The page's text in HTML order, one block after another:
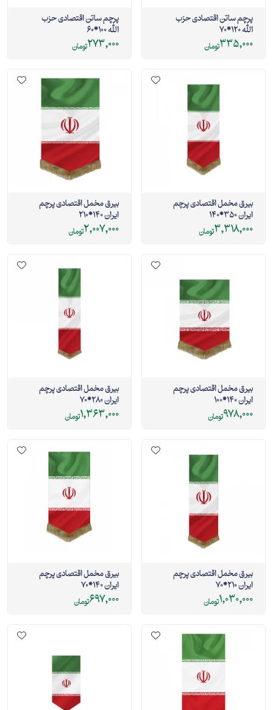
پرچم ساتن اقتصادی حزب
الله 120*70
335,000تومان
پرچم ساتن اقتصادی حزب
الله 100*60
273,000تومان
بیرق مخمل اقتصادی پرچم
ایران 350*140
3,318,000تومان
بیرق مخمل اقتصادی پرچم
ایران 140*210
2,007,000تومان
بیرق مخمل اقتصادی پرچم
ایران 140*100
978,000تومان
بیرق مخمل اقتصادی پرچم
ایران 280*70
1,363,000تومان
بیرق مخمل اقتصادی پرچم
ایران 210*70
1,030,000تومان
بیرق مخمل اقتصادی پرچم
ایران 140*70
697,000تومان